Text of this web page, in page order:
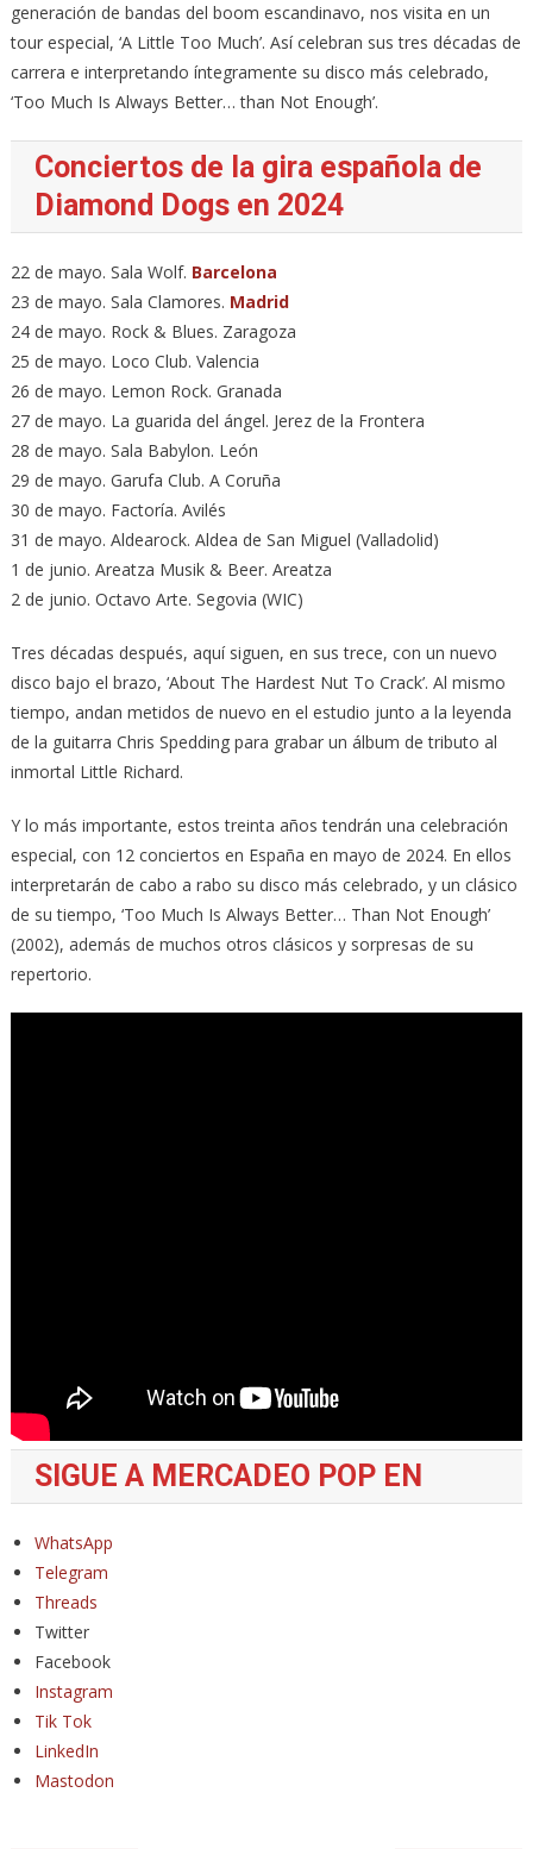
generación de bandas del boom escandinavo, nos visita en un
tour especial, ‘A Little Too Much’. Así celebran sus tres décadas de
carrera e interpretando íntegramente su disco más celebrado,
‘Too Much Is Always Better… than Not Enough’.
Conciertos de la gira española de
Diamond Dogs en 2024
22 de mayo. Sala Wolf. Barcelona
23 de mayo. Sala Clamores. Madrid
24 de mayo. Rock & Blues. Zaragoza
25 de mayo. Loco Club. Valencia
26 de mayo. Lemon Rock. Granada
27 de mayo. La guarida del ángel. Jerez de la Frontera
28 de mayo. Sala Babylon. León
29 de mayo. Garufa Club. A Coruña
30 de mayo. Factoría. Avilés
31 de mayo. Aldearock. Aldea de San Miguel (Valladolid)
1 de junio. Areatza Musik & Beer. Areatza
2 de junio. Octavo Arte. Segovia (WIC)
Tres décadas después, aquí siguen, en sus trece, con un nuevo
disco bajo el brazo, ‘About The Hardest Nut To Crack’. Al mismo
tiempo, andan metidos de nuevo en el estudio junto a la leyenda
de la guitarra Chris Spedding para grabar un álbum de tributo al
inmortal Little Richard.
Y lo más importante, estos treinta años tendrán una celebración
especial, con 12 conciertos en España en mayo de 2024. En ellos
interpretarán de cabo a rabo su disco más celebrado, y un clásico
de su tiempo, ‘Too Much Is Always Better… Than Not Enough’
(2002), además de muchos otros clásicos y sorpresas de su
repertorio.
SIGUE A MERCADEO POP EN
WhatsApp
Telegram
Threads
Twitter
Facebook
Instagram
Tik Tok
LinkedIn
Mastodon